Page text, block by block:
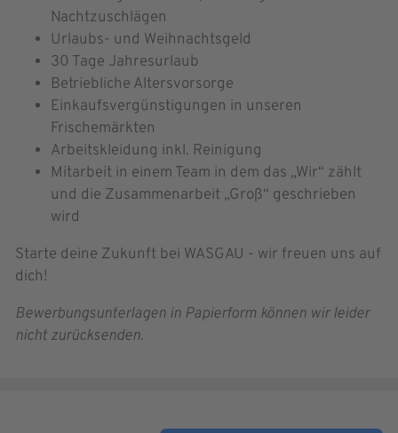
Nachtzuschlägen
Urlaubs- und Weihnachtsgeld
30 Tage Jahresurlaub
Betriebliche Altersvorsorge
Einkaufsvergünstigungen in unseren
Frischemärkten
Arbeitskleidung inkl. Reinigung
Mitarbeit in einem Team in dem das „Wir“ zählt
und die Zusammenarbeit „Groß“ geschrieben
wird
Starte deine Zukunft bei WASGAU - wir freuen uns auf
dich!
Bewerbungsunterlagen in Papierform können wir leider
nicht zurücksenden.